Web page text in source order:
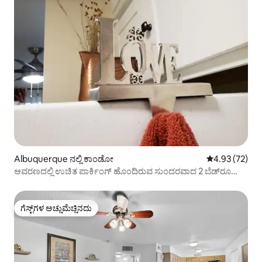
Albuquerque ನಲ್ಲಿ ಕಾಂಡೋ 5 ರಲ್ಲಿ 4.93
4.93 (72)
ಆವರಣದಲ್ಲಿ ಉಚಿತ ಪಾರ್ಕಿಂಗ್ ಹೊಂದಿರುವ ಸುಂದರವಾದ 2 ಬೆಡ್‌ರೂಮ್
ಗೆಸ್ಟ್‌ಗಳ ಅಚ್ಚುಮೆಚ್ಚಿನದು
ಗೆಸ್ಟ್‌ಗಳ ಅಚ್ಚುಮೆಚ್ಚಿನದು